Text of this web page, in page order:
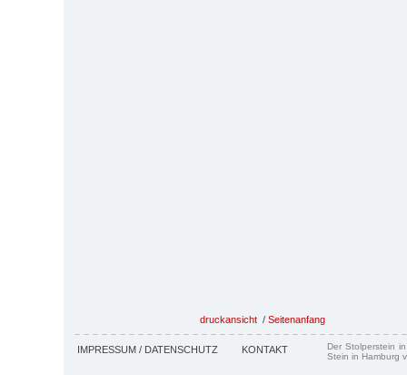
druckansicht / Seitenanfang
IMPRESSUM / DATENSCHUTZ KONTAKT
Der Stolperstein
Stein in Hamburg